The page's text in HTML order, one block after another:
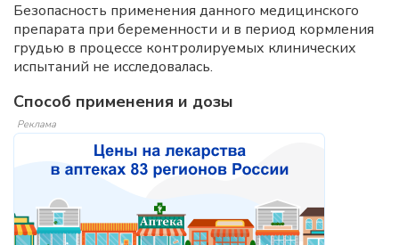
Безопасность применения данного медицинского
препарата при беременности и в период кормления
грудью в процессе контролируемых клинических
испытаний не исследовалась.
Способ применения и дозы
Реклама